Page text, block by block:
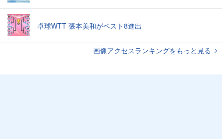
卓球WTT 張本美和がベスト8進出
画像アクセスランキングをもっと見る